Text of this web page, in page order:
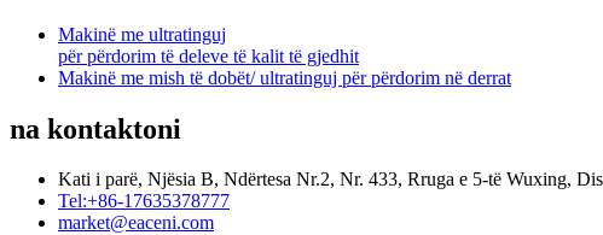
Makinë me ultratinguj
për përdorim të deleve të kalit të gjedhit
Makinë me mish të dobët/ ultratinguj për përdorim në derrat
na kontaktoni
Kati i parë, Njësia B, Ndërtesa Nr.2, Nr. 433, Rruga e 5-të Wuxing,
Tel:+86-17635378777
market@eaceni.com